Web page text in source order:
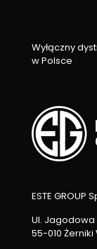
Wyłączny
w Polsce
ESTE GROUP
Ul. Jagodowa
55-010